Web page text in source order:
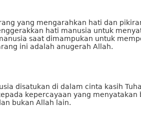
yang mengarahkan hati dan
hati manusia untuk
saat dimampukan untuk
ini adalah anugerah Allah.
disatukan di dalam cinta kasih
kepercayaan yang menyatakan
bukan Allah lain.